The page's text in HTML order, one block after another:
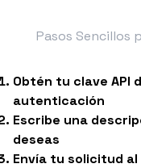
Pasos Sencillos
Obtén tu clave API
autenticación
Escribe una
deseas
Envía tu solicitud al